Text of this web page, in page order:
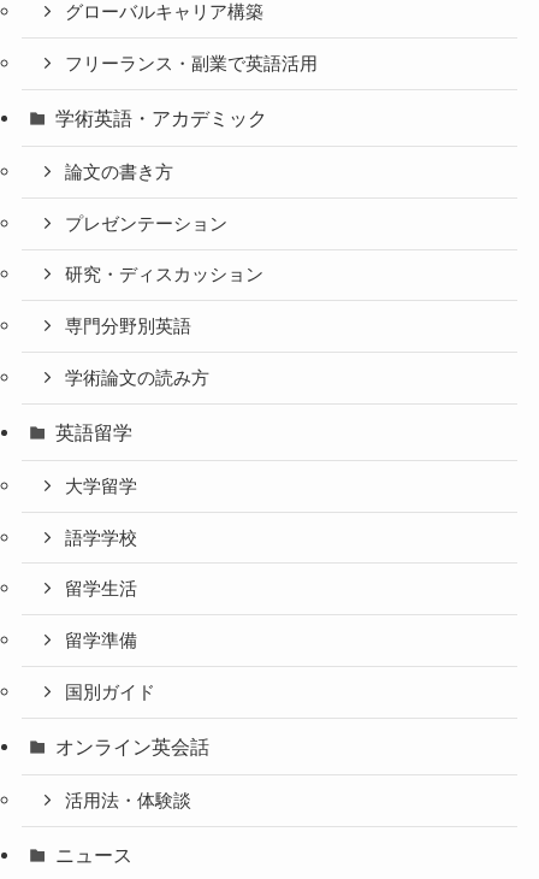
グローバルキャリア構築
フリーランス・副業で英語活用
学術英語・アカデミック
論文の書き方
プレゼンテーション
研究・ディスカッション
専門分野別英語
学術論文の読み方
英語留学
大学留学
語学学校
留学生活
留学準備
国別ガイド
オンライン英会話
活用法・体験談
ニュース